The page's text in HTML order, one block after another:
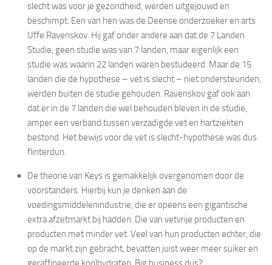
slecht was voor je gezondheid, werden uitgejouwd en
beschimpt. Een van hen was de Deense onderzoeker en arts
Uffe Ravenskov. Hij gaf onder andere aan dat de 7 Landen
Studie, geen studie was van 7 landen, maar eigenlijk een
studie was waarin 22 landen waren bestudeerd. Maar de 15
landen die de hypothese – vet is slecht – niet ondersteunden,
werden buiten de studie gehouden. Ravenskov gaf ook aan
dat er in de 7 landen die wel behouden bleven in de studie,
amper een verband tussen verzadigde vet en hartziekten
bestond. Het bewijs voor de vet is slecht-hypothese was dus
flinterdun.
De theorie van Keys is gemakkelijk overgenomen door de
voorstanders. Hierbij kun je denken aan de
voedingsmiddelenindustrie, die er opeens een gigantische
extra afzetmarkt bij hadden. Die van vetvrije producten en
producten met minder vet. Veel van hun producten echter, die
op de markt zijn gebracht, bevatten juist weer meer suiker en